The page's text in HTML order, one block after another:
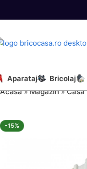
Aparataj Bricolaj
Acasă»Magazin»Casa
-15%